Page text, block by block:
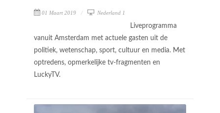
01 Maart 2019 Nederland 1
Liveprogramma
vanuit Amsterdam met actuele gasten uit de
politiek, wetenschap, sport, cultuur en media. Met
optredens, opmerkelijke tv-fragmenten en
LuckyTV.